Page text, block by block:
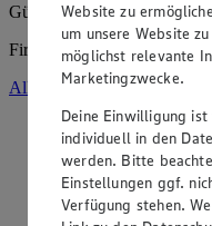
Gültig vom03.08.2026bis
Firma: Ute Bestvater e.K.,
Alle Angebote ansehen
Angebot:
XXL
Gültig ab
1.11
-60%
Website zu
um unsere Website
möglichst relevante
Marketingzwecke.
Deine Einwilligung
individuell in den
werden. Bitte
Einstellungen ggf.
Verfügung stehen.